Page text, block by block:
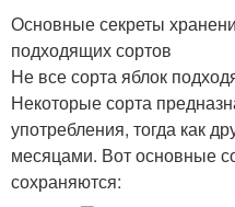
Основные секреты
подходящих сортов
Не все сорта яблок
Некоторые сорта
употребления, тогда как
месяцами. Вот основные
сохраняются: